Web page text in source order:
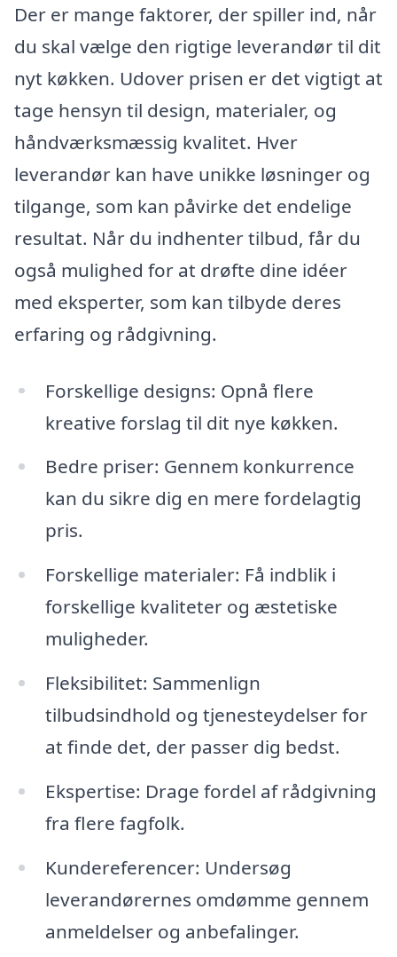
Der er mange faktorer, der spiller ind, når
du skal vælge den rigtige leverandør til dit
nyt køkken. Udover prisen er det vigtigt at
tage hensyn til design, materialer, og
håndværksmæssig kvalitet. Hver
leverandør kan have unikke løsninger og
tilgange, som kan påvirke det endelige
resultat. Når du indhenter tilbud, får du
også mulighed for at drøfte dine idéer
med eksperter, som kan tilbyde deres
erfaring og rådgivning.
Forskellige designs: Opnå flere
kreative forslag til dit nye køkken.
Bedre priser: Gennem konkurrence
kan du sikre dig en mere fordelagtig
pris.
Forskellige materialer: Få indblik i
forskellige kvaliteter og æstetiske
muligheder.
Fleksibilitet: Sammenlign
tilbudsindhold og tjenesteydelser for
at finde det, der passer dig bedst.
Ekspertise: Drage fordel af rådgivning
fra flere fagfolk.
Kundereferencer: Undersøg
leverandørernes omdømme gennem
anmeldelser og anbefalinger.